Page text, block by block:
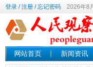
登录/注册/忘记密码 2026年8
网站首页 新闻资讯